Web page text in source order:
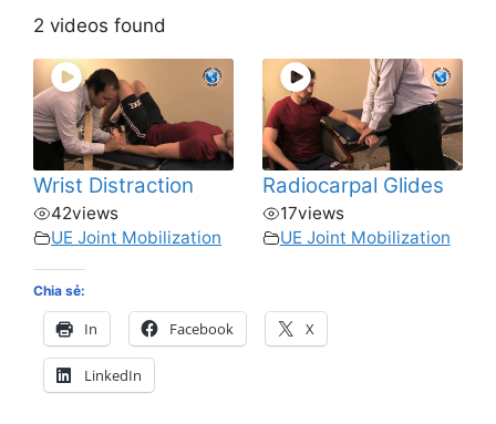
2 videos found
Wrist Distraction
42views
UE Joint Mobilization
Radiocarpal Glides
17views
UE Joint Mobilization
Chia sẻ:
In Facebook X
LinkedIn